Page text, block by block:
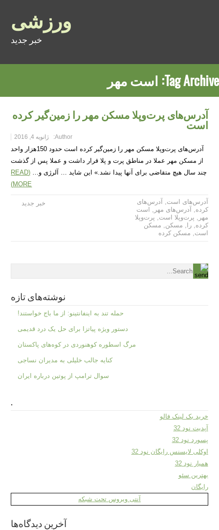
ورزشی
خبر جدید
Tag Archive: است مهر
آدرس‌های پرت‌وپلا مسکن مهر را زمین‌گیر کرده
است
Author: ژانویه 4, 2016
آدرس‌های پرت‌وپلا مسکن مهر را زمین‌گیر کرده است حدود 150‌هزار واحد
از مسکن مهر عملا در مناطق پرت و پلا قرار داشت و عملا پس از گذشت
چند سال هیچ متقاضی برای آنها پیدا نشد.» این شاید … آلرژی و… (READ
MORE)
خبر جدید آدرس‌های است,
آدرس‌های
کرده, آدرس‌های مهر ,
است
مهر , پرت‌وپلا است, پرت‌وپلا
کرده,را , مسکن, مسکن
است, مسکن کرده
نوشته‌های تازه
حمله تند به اینفانتینو: از ما باج خواستند!
دستور ویژه پیاتزا برای حل یک درد قدیمی
مرگ اسطوره کوهنوردی در کوه‌های پاکستان
کنایه جالب خلیلی به مدیران نساجی
سوال ترامپ از پوتین درباره ایران
.
خرید بک لینک فالو
آپدیت نود 32
پسورد نود 32
اوکلی لایسنس رایگان نود 32
همیار نود 32
بهترین سئو
رایگان
آنتی ویروس تحت شبکه
آخرین دیدگاه‌ها